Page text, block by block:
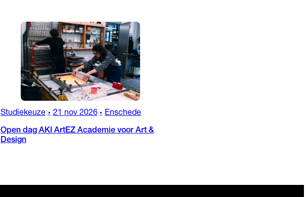
Studiekeuze • 21 nov 2026 • Enschede
Open dag AKI ArtEZ Academie voor Art &
Design